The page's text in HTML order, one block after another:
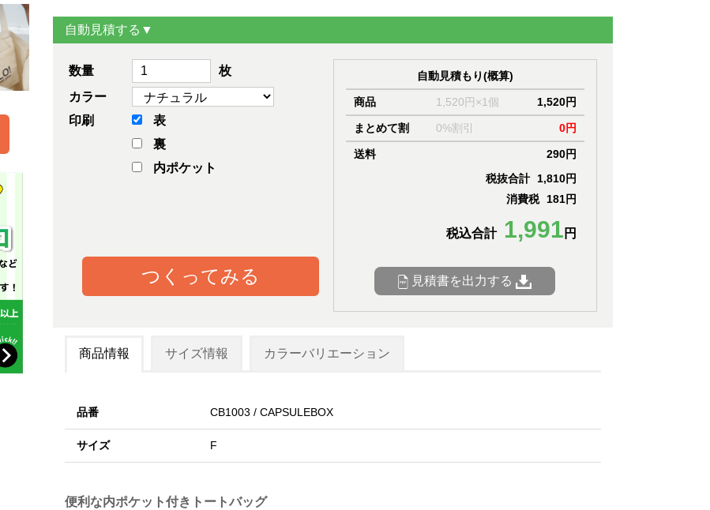
自動見積する▼
数量
枚
カラー
印刷
表
裏
内ポケット
つくってみる
自動見積もり(概算)
商品 1,520円×1個 1,520円
まとめて割 0%割引 0円
送料
290円
税抜合計 1,810円
消費税 181円
税込合計 1,991 円
見積書を出力する
商品情報 サイズ情報 カラーバリエーション
品番 CB1003 / CAPSULEBOX
サイズ F
便利な内ポケット付きトートバッグ